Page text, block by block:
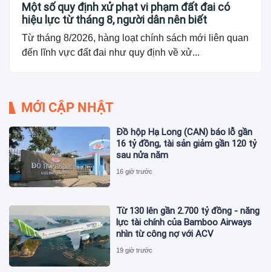
Một số quy định xử phạt vi phạm đất đai có
hiệu lực từ tháng 8, người dân nên biết
Từ tháng 8/2026, hàng loạt chính sách mới liên quan
đến lĩnh vực đất đai như quy định về xử...
MỚI CẬP NHẬT
Đồ hộp Hạ Long (CAN) báo lỗ gần
16 tỷ đồng, tài sản giảm gần 120 tỷ
sau nửa năm
16 giờ trước
Từ 130 lên gần 2.700 tỷ đồng - năng
lực tài chính của Bamboo Airways
nhìn từ công nợ với ACV
19 giờ trước